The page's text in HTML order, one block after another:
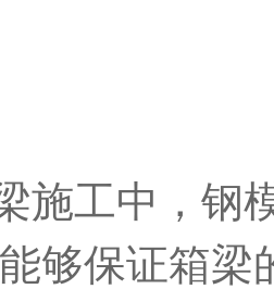
施工中，钢
够保证箱